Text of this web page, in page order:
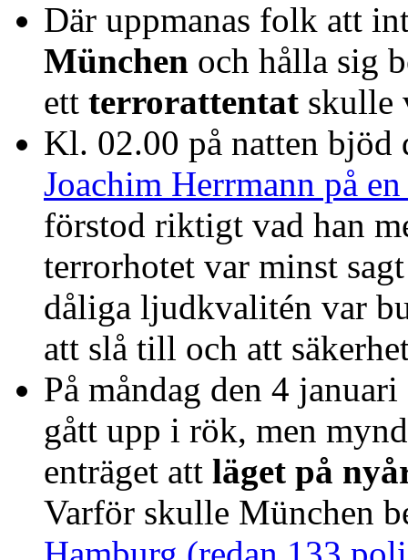
Där uppmanas folk att
München och hålla sig
ett terrorattentat skulle
Kl. 02.00 på natten bjöd
Joachim Herrmann på
förstod riktigt vad han
terrorhotet var minst
dåliga ljudkvalitén var
att slå till och att
På måndag den 4
gått upp i rök, men
enträget att läget på
Varför skulle München